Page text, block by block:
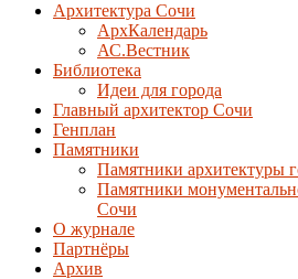
Архитектура Сочи
АрхКалендарь
АС.Вестник
Библиотека
Идеи для города
Главный архитектор Сочи
Генплан
Памятники
Памятники архитектуры
Памятники
Сочи
О журнале
Партнёры
Архив